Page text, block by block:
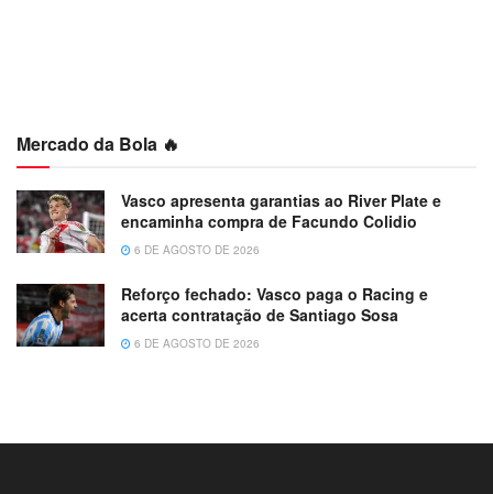
Mercado da Bola 🔥
Vasco apresenta garantias ao River Plate e
encaminha compra de Facundo Colidio
6 DE AGOSTO DE 2026
Reforço fechado: Vasco paga o Racing e
acerta contratação de Santiago Sosa
6 DE AGOSTO DE 2026